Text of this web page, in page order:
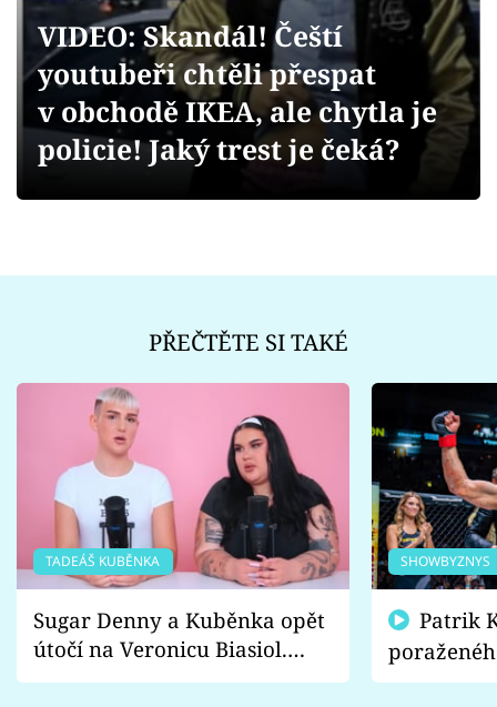
Videa
Sledujte prima+
VIDEO: Skandál! Čeští
youtubeři chtěli přespat
v obchodě IKEA, ale chytla je
policie! Jaký trest je čeká?
PŘEČTĚTE SI TAKÉ
TADEÁŠ KUBĚNKA
Sugar Denny a Kuběnka opět
útočí na Veronicu Biasiol.
Proč je podle nich falešná a
SHOWBYZNYS
fanoušci